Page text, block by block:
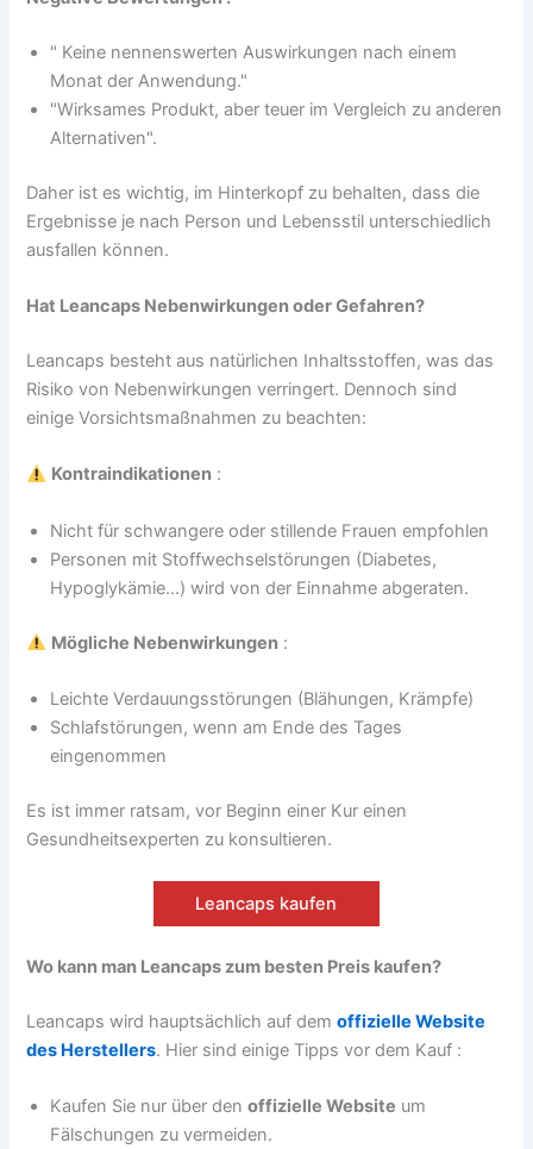
" Keine nennenswerten Auswirkungen nach einem
Monat der Anwendung."
"Wirksames Produkt, aber teuer im Vergleich zu anderen
Alternativen".
Daher ist es wichtig, im Hinterkopf zu behalten, dass die
Ergebnisse je nach Person und Lebensstil unterschiedlich
ausfallen können.
Hat Leancaps Nebenwirkungen oder Gefahren?
Leancaps besteht aus natürlichen Inhaltsstoffen, was das
Risiko von Nebenwirkungen verringert. Dennoch sind
einige Vorsichtsmaßnahmen zu beachten:
Kontraindikationen :
Nicht für schwangere oder stillende Frauen empfohlen
Personen mit Stoffwechselstörungen (Diabetes,
Hypoglykämie...) wird von der Einnahme abgeraten.
Mögliche Nebenwirkungen :
Leichte Verdauungsstörungen (Blähungen, Krämpfe)
Schlafstörungen, wenn am Ende des Tages
eingenommen
Es ist immer ratsam, vor Beginn einer Kur einen
Gesundheitsexperten zu konsultieren.
Leancaps kaufen
Wo kann man Leancaps zum besten Preis kaufen?
Leancaps wird hauptsächlich auf demoffizielle Website
des Herstellers. Hier sind einige Tipps vor dem Kauf :
Kaufen Sie nur über denoffizielle Website um
Fälschungen zu vermeiden.